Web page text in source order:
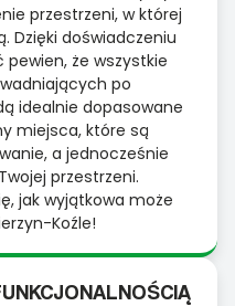
przestrzeni, w której
Dzięki doświadczeniu
pewien, że wszystkie
po
idealnie dopasowane
miejsca, które są
a jednocześnie
przestrzeni.
jak wyjątkowa może
Koźle!